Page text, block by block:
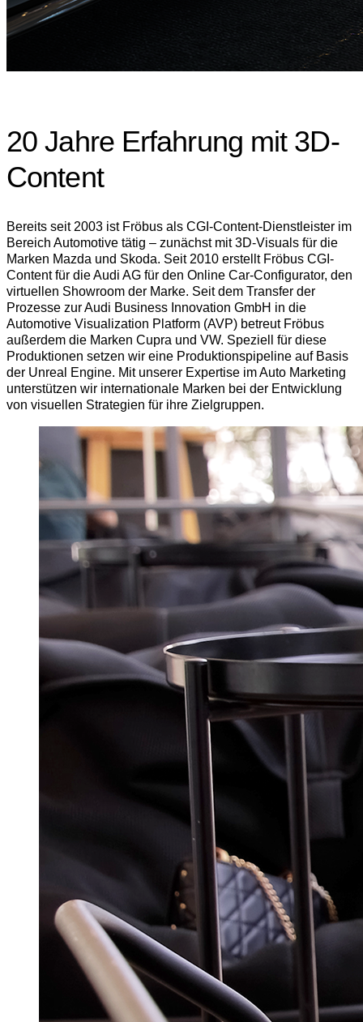
20 Jahre Erfahrung mit 3D-
Content
Bereits seit 2003 ist Fröbus als CGI-Content-Dienstleister im
Bereich Automotive tätig – zunächst mit 3D-Visuals für die
Marken Mazda und Skoda. Seit 2010 erstellt Fröbus CGI-
Content für die Audi AG für den Online Car-Configurator, den
virtuellen Showroom der Marke. Seit dem Transfer der
Prozesse zur Audi Business Innovation GmbH in die
Automotive Visualization Platform (AVP) betreut Fröbus
außerdem die Marken Cupra und VW. Speziell für diese
Produktionen setzen wir eine Produktionspipeline auf Basis
der Unreal Engine. Mit unserer Expertise im Auto Marketing
unterstützen wir internationale Marken bei der Entwicklung
von visuellen Strategien für ihre Zielgruppen.